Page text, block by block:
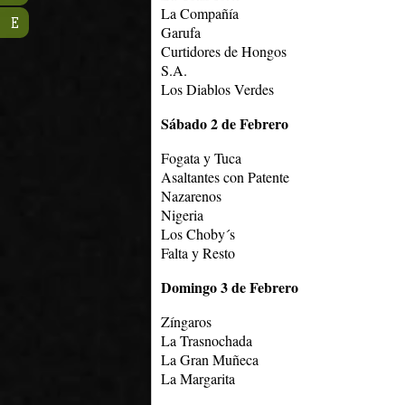
La Compañía
Garufa
Curtidores de Hongos
S.A.
Los Diablos Verdes
Sábado 2 de Febrero
Fogata y Tuca
Asaltantes con Patente
Nazarenos
Nigeria
Los Choby´s
Falta y Resto
Domingo 3 de Febrero
Zíngaros
La Trasnochada
La Gran Muñeca
La Margarita
E